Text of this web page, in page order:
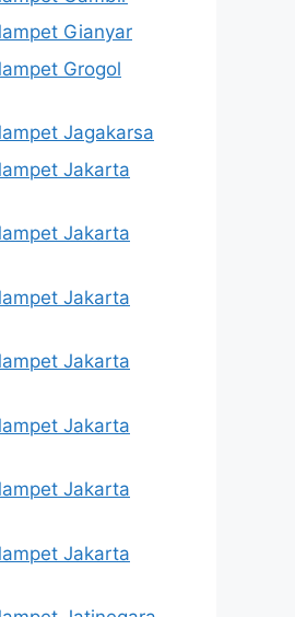
Gianyar
Grogol
Jagakarsa
Jakarta
Jakarta
Jakarta
Jakarta
Jakarta
Jakarta
Jakarta